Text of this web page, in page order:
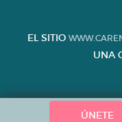
ÚNETE
EL SITIO
UNA